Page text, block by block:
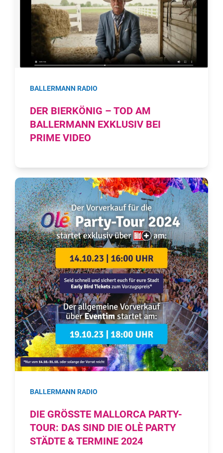
BALLERMANN RADIO
DER BIERKÖNIG – TOD AM
BALLERMANN EXKLUSIV BEI
PRIME VIDEO
BALLERMANN RADIO
DIE GRÖSSTE MALLORCA PARTY-T
OUR: DAS SIND DIE OLÈ PARTY S
TÄDTE & TERMINE 2024